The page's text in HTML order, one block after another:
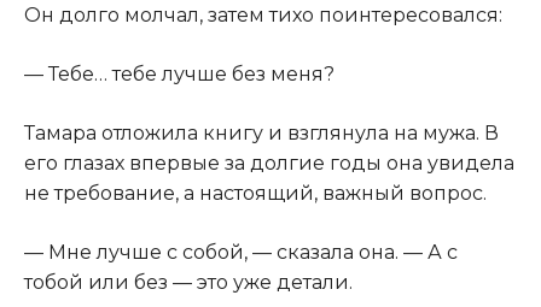
Он долго молчал, затем тихо поинтересовался:
— Тебе… тебе лучше без меня?
Тамара отложила книгу и взглянула на мужа. В
его глазах впервые за долгие годы она увидела
не требование, а настоящий, важный вопрос.
— Мне лучше с собой, — сказала она. — А с
тобой или без — это уже детали.